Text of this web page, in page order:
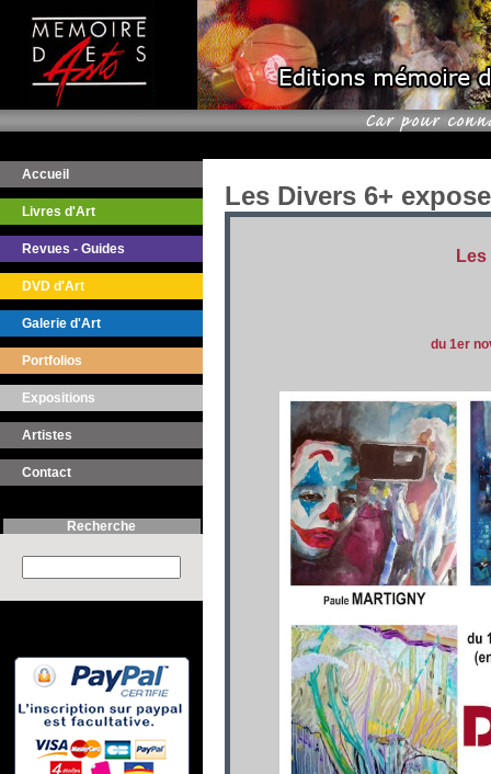
Accueil
Livres d'Art
Revues - Guides
DVD d'Art
Galerie d'Art
Portfolios
Expositions
Artistes
Contact
Recherche
Les Divers 6+
du 1er